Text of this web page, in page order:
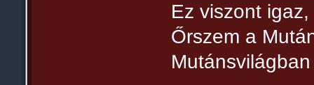
Ez viszont
Őrszem a